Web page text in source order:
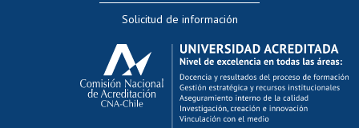
Evaluación docente
Calificación académica
Postulación al AUCAI
Funcionarias/os
Cursos internos de capacitación
Solicitud de información